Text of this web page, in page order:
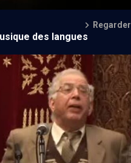
Regarder
des langues
du judaïsme marocain (6/)